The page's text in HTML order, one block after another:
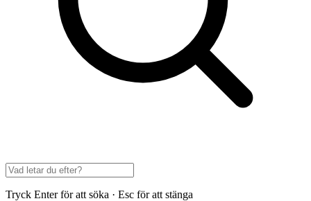
Tryck Enter för att söka · Esc för att stänga